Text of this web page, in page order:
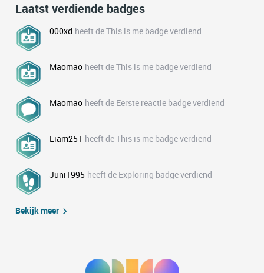
Laatst verdiende badges
000xd heeft de This is me badge verdiend
Maomao heeft de This is me badge verdiend
Maomao heeft de Eerste reactie badge verdiend
Liam251 heeft de This is me badge verdiend
Juni1995 heeft de Exploring badge verdiend
Bekijk meer